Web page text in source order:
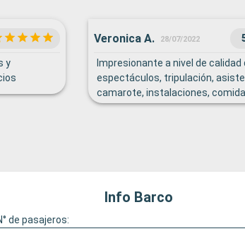
y
Veronica A. 28/07/2022
Impresionante a nivel de calidad
espectáculos, tripulación,
camarote, instalaciones,
único, el que no hubiera
Info Barco
de pasajeros: